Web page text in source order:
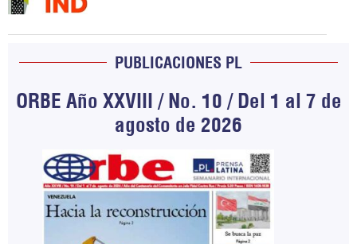
PUBLICACIONES PL
ORBE Año XXVIII / No. 10 / Del 1 al 7 de
agosto de 2026